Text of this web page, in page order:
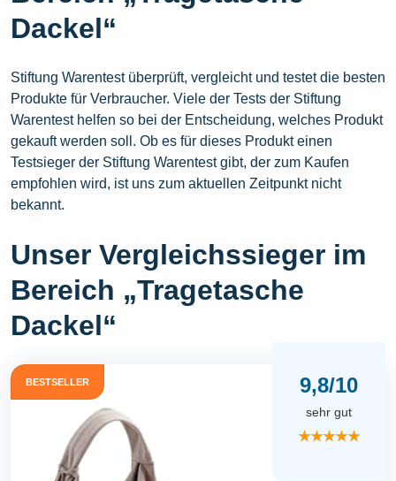
Dackel“
Stiftung Warentest überprüft, vergleicht und testet die besten
Produkte für Verbraucher. Viele der Tests der Stiftung
Warentest helfen so bei der Entscheidung, welches Produkt
gekauft werden soll. Ob es für dieses Produkt einen
Testsieger der Stiftung Warentest gibt, der zum Kaufen
empfohlen wird, ist uns zum aktuellen Zeitpunkt nicht
bekannt.
Unser Vergleichssieger im
Bereich „Tragetasche
Dackel“
BESTSELLER 9,8/10
sehr gut
★★★★★